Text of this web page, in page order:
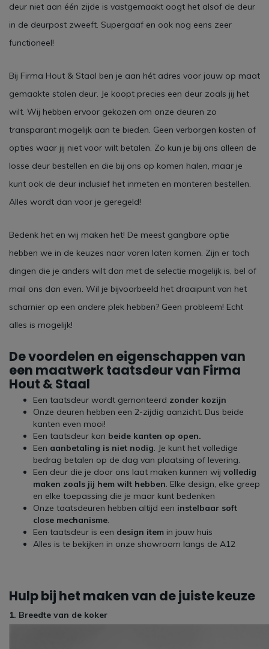
deur niet aan één zijde is vastgemaakt oogt het alsof de deur
in de deurpost zweeft. Supergaaf en ook nog eens zeer
functioneel!
Bij Firma Hout & Staal ben je aan hét adres voor jouw op maat
gemaakte stalen deur. Je koopt precies een deur zoals jij het
wilt. Wij hebben ervoor gekozen om onze deuren zo
transparant mogelijk aan te bieden. Geen verborgen kosten of
opties waar jij niet voor wilt betalen. Zo kun je bij ons alleen de
losse deur bestellen en die bij ons op komen halen, maar je
kunt ook de deur inclusief het inmeten en monteren bestellen.
Alles wordt dan voor je geregeld!
Bedenk het en wij maken het! De meest gangbare optie
hebben we in de keuzes naar voren laten komen. Zijn er toch
dingen die je anders wilt dan met de selectie mogelijk is, bel of
mail ons dan even. Wil je bijvoorbeeld het draaipunt van het
scharnier op een andere plek hebben? Geen probleem! Echt
alles is mogelijk!
De voordelen en eigenschappen van
een maatwerk taatsdeur van Firma
Hout & Staal
Een taatsdeur wordt gemonteerd zonder kozijn
Onze deuren hebben een 2-zijdig aanzicht. Dus beide
kanten even mooi!
Een taatsdeur kan beide kanten op open.
Een aanbetaling is niet nodig . Je kunt het volledige
bedrag betalen op de dag van plaatsing of levering.
Een deur die je door ons laat maken kunnen wij volledig
maken zoals jij hem wilt hebben . Elke design, elke greep
en elke toepassing die je maar kunt bedenken
Onze taatsdeuren hebben altijd een instelbaar soft
close mechanisme
Een taatsdeur is een design item in jouw huis
Alles is te bekijken in onze showroom langs de A12
Hulp bij het maken van de juiste keuze
1. Breedte van de koker